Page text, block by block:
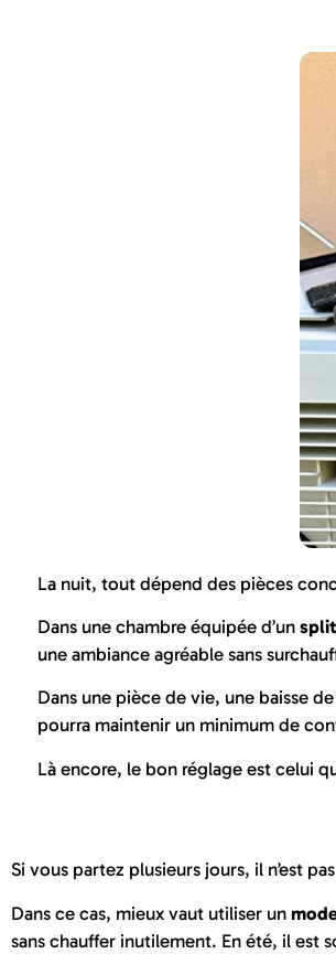
La nuit, tout dépend des pièces
Dans une chambre équipée d’un split
une ambiance agréable sans
Dans une pièce de vie, une baisse
pourra maintenir un minimum de
Là encore, le bon réglage est celui
Si vous partez plusieurs jours, il n’est
Dans ce cas, mieux vaut utiliser un
sans chauffer inutilement. En été, il est